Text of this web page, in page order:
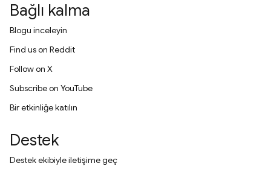
Bağlı kalma
Blogu inceleyin
Find us on Reddit
Follow on X
Subscribe on YouTube
Bir etkinliğe katılın
Destek
Destek ekibiyle iletişime geç